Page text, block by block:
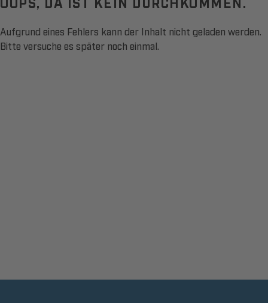
Aufgrund eines Fehlers kann der Inhalt nicht geladen werden.
Bitte versuche es später noch einmal.